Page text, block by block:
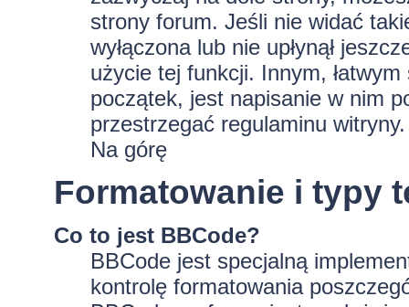
strony forum. Jeśli nie widać
wyłączona lub nie upłynął
użycie tej funkcji. Innym,
początek, jest napisanie w nim
przestrzegać regulaminu witryny.
Na górę
Formatowanie i typy
Co to jest BBCode?
BBCode jest specjalną
kontrolę formatowania